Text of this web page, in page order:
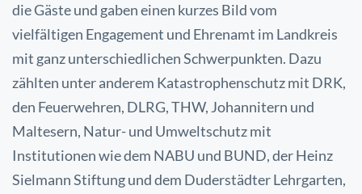
die Gäste und gaben einen kurzes Bild vom
vielfältigen Engagement und Ehrenamt im Landkreis
mit ganz unterschiedlichen Schwerpunkten. Dazu
zählten unter anderem Katastrophenschutz mit DRK,
den Feuerwehren, DLRG, THW, Johannitern und
Maltesern, Natur- und Umweltschutz mit
Institutionen wie dem NABU und BUND, der Heinz
Sielmann Stiftung und dem Duderstädter Lehrgarten,